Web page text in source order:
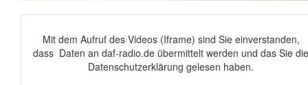
Mit dem Aufruf des Videos (Iframe) sind Sie einverstanden,
dass Daten an daf-radio.de übermittelt werden und das Sie die
Datenschutzerklärung gelesen haben.